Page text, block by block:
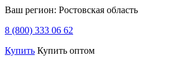
Ваш регион: Ростовская область
8 (800) 333 06 62
Купить Купить оптом